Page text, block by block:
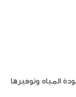
المياه وتوفيرها